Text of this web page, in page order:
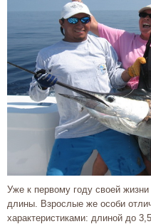
Уже к первому году своей
длины. Взрослые же особи
характеристиками: длиной до